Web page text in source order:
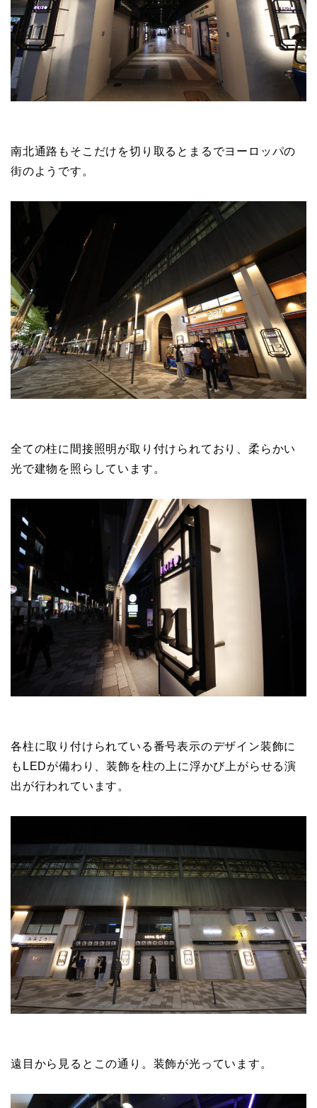
南北通路もそこだけを切り取るとまるでヨーロッパの
街のようです。
全ての柱に間接照明が取り付けられており、柔らかい
光で建物を照らしています。
各柱に取り付けられている番号表示のデザイン装飾に
もLEDが備わり、装飾を柱の上に浮かび上がらせる演
出が行われています。
遠目から見るとこの通り。装飾が光っています。